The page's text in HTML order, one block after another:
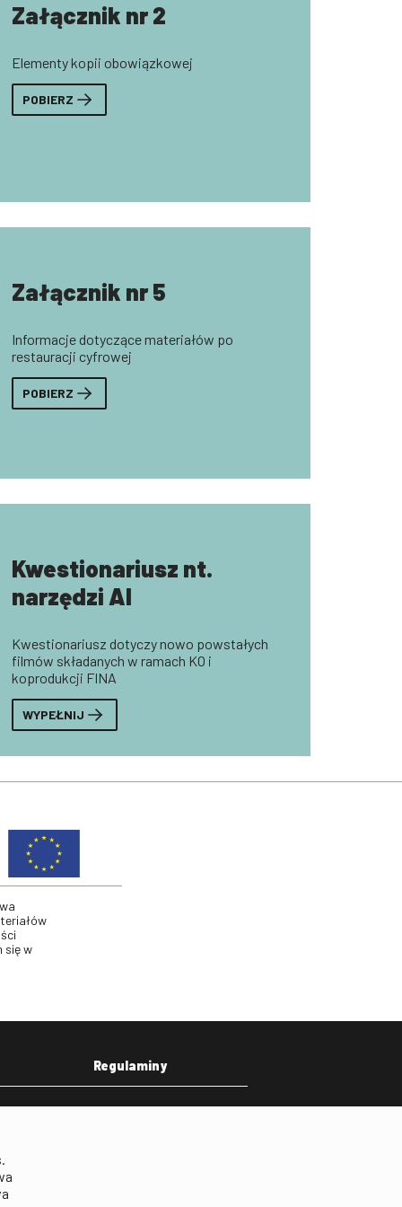
Załącznik nr 2
Elementy kopii obowiązkowej
POBIERZ
Załącznik nr 5
Informacje dotyczące materiałów po
restauracji cyfrowej
POBIERZ
Kwestionariusz nt.
narzędzi AI
Kwestionariusz dotyczy nowo powstałych
filmów składanych w ramach KO i
koprodukcji FINA
WYPEŁNIJ
się w
Regulaminy